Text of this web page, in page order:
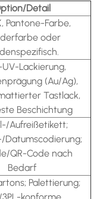
Detail
Pantone-Farbe,
oder
Lackierung,
(Au/Ag),
Tastlack,
Beschichtung
Aufreißetikett;
Datumscodierung;
QR-Code nach
Bedarf
Palettierung;